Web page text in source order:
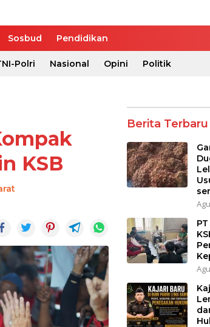
Sosbud Pendidikan
Polri Nasional Opini Politik
KSB
Berita Terbaru